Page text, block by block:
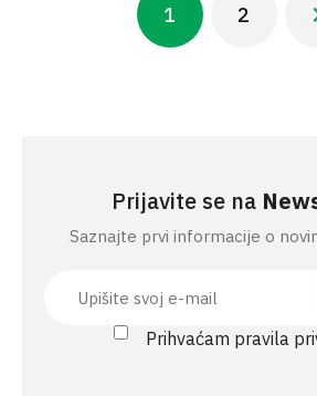
Current
page
1 Page
2
Prijavite se na
Saznajte prvi informacije o
Prihvaćam pravila